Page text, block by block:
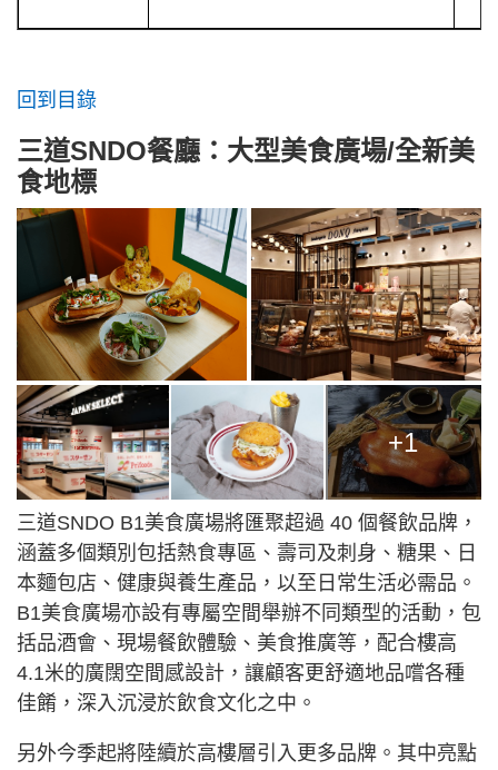
回到目錄
三道SNDO餐廳：大型美食廣場/全新美
食地標
+1
三道SNDO B1美食廣場將匯聚超過 40 個餐飲品牌，
涵蓋多個類別包括熱食專區、壽司及刺身、糖果、日
本麵包店、健康與養生產品，以至日常生活必需品。
B1美食廣場亦設有專屬空間舉辦不同類型的活動，包
括品酒會、現場餐飲體驗、美食推廣等，配合樓高
4.1米的廣闊空間感設計，讓顧客更舒適地品嚐各種
佳餚，深入沉浸於飲食文化之中。
另外今季起將陸續於高樓層引入更多品牌。其中亮點